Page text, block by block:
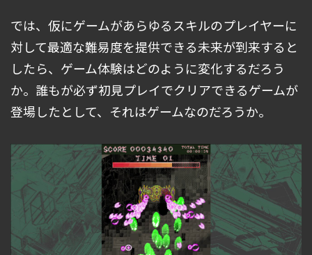
では、仮にゲームがあらゆるスキルのプレイヤーに
対して最適な難易度を提供できる未来が到来すると
したら、ゲーム体験はどのように変化するだろう
か。誰もが必ず初見プレイでクリアできるゲームが
登場したとして、それはゲームなのだろうか。